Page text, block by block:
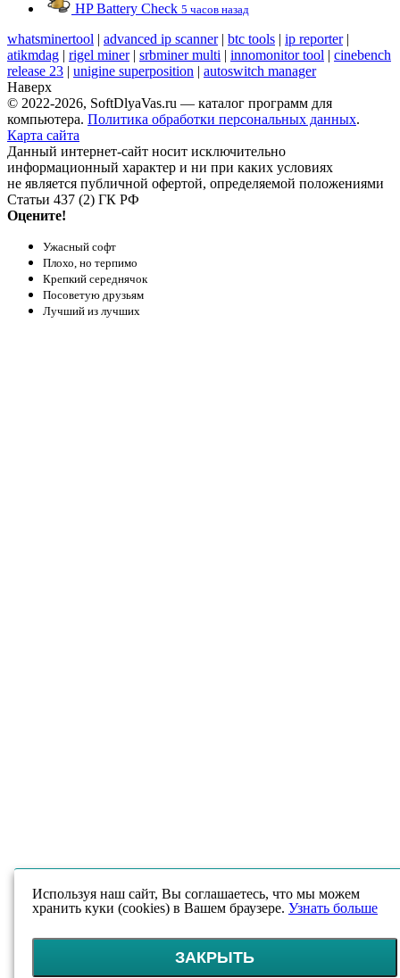
HP Battery Check 5 часов назад
whatsminertool | advanced ip scanner| btc tools | ip reporter|
atikmdag | rigel miner| srbminer multi | innomonitor tool | cinebench
release 23 | unigine superposition | autoswitch manager
Наверх
© 2022-2026, SoftDlyaVas.ru — каталог программ для
компьютера. Политика обработки персональных данных.
Карта сайта
Данный интернет-сайт носит исключительно
информационный характер и ни при каких условиях
не является публичной офертой, определяемой положениями
Статьи 437 (2) ГК РФ
Оцените!
Ужасный софт
Плохо, но терпимо
Крепкий середнячок
Посоветую друзьям
Лучший из лучших
Используя наш сайт, Вы соглашаетесь, что мы можем
хранить куки (cookies) в Вашем браузере. Узнать больше
ЗАКРЫТЬ